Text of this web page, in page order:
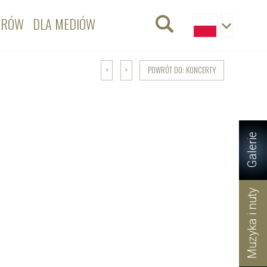
Galerie
Muzyka i nuty
DLA MEDIÓW
< > POWRÓT DO: KONCERTY